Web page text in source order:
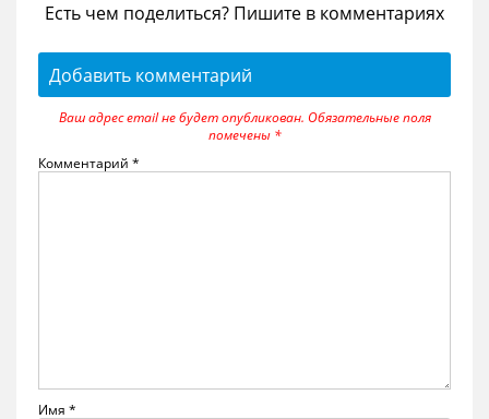
Есть чем поделиться? Пишите в комментариях
Добавить комментарий
Ваш адрес email не будет опубликован. Обязательные поля
помечены *
Комментарий *
Имя *